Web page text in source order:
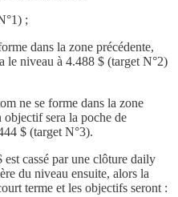
;
dans la zone précédente,
le niveau à 4.488 $ (target N°2)
ne se forme dans la zone
objectif sera la poche de
$ (target N°3).
cassé par une clôture daily
du niveau ensuite, alors la
terme et les objectifs seront :